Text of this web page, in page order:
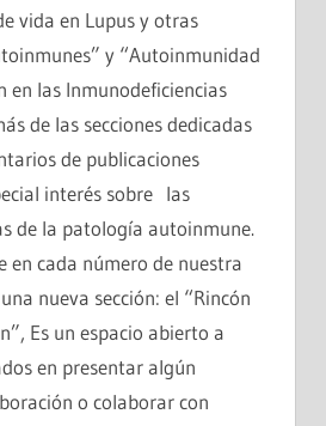
vida en Lupus y otras
y “Autoinmunidad
en las Inmunodeficiencias
de las secciones dedicadas
de publicaciones
interés sobre las
de la patología autoinmune.
en cada número de nuestra
nueva sección: el “Rincón
Es un espacio abierto a
en presentar algún
o colaborar con